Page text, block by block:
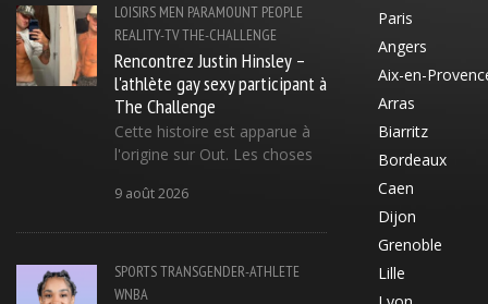
LOISIRS MEN PARAMOUNT PEOPLE
REALITY-TVTHE-CHALLENGE
Rencontrez Justin Hinsley –
l'athlète gay sexy participant à
The Challenge
Cette histoire est apparue à
l'origine sur Out. Les choses
9 août 2026
SPORTSTRANSGENDER-ATHLETE
WNBA
Paris
Angers
Aix-en-
Arras
Biarritz
Bordeaux
Caen
Dijon
Grenoble
Lille